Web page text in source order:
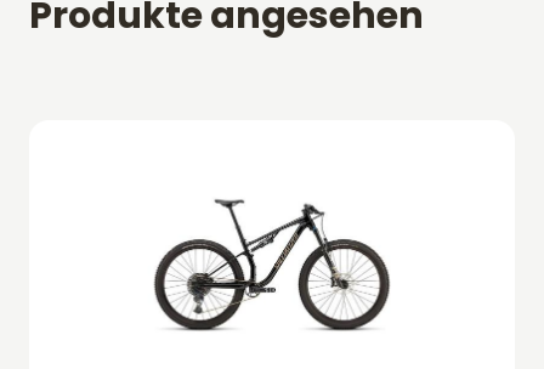
Produkte angesehen